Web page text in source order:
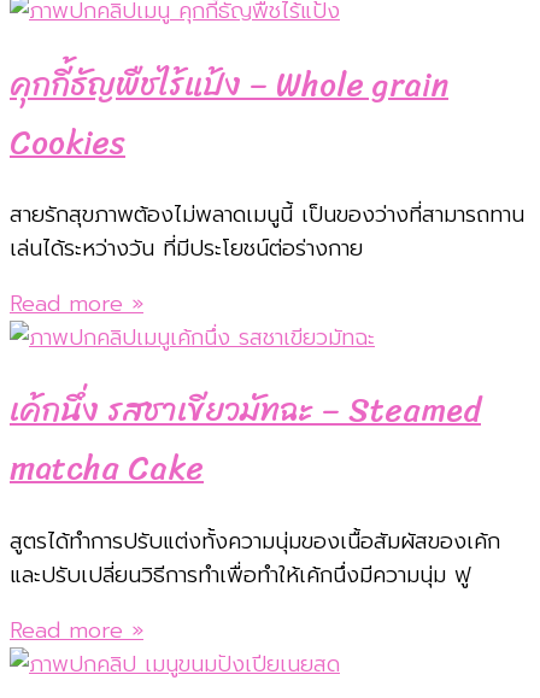
คุกกี้ธัญพืชไร้แป้ง – Whole grain
Cookies
สายรักสุขภาพต้องไม่พลาดเมนูนี้ เป็นของว่างที่สามารถทาน
เล่นได้ระหว่างวัน ที่มีประโยชน์ต่อร่างกาย
Read more »
เค้กนึ่ง รสชาเขียวมัทฉะ – Steamed
matcha Cake
สูตรได้ทำการปรับแต่งทั้งความนุ่มของเนื้อสัมผัสของเค้ก
และปรับเปลี่ยนวิธีการทำเพื่อทำให้เค้กนึ่งมีความนุ่ม ฟู
Read more »